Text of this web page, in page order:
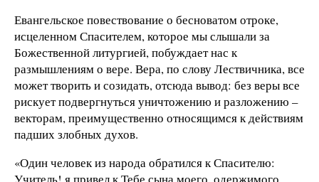
Евангельское повествование о бесноватом отроке,
исцеленном Спасителем, которое мы слышали за
Божественной литургией, побуждает нас к
размышлениям о вере. Вера, по слову Лествичника, все
может творить и созидать, отсюда вывод: без веры все
рискует подвергнуться уничтожению и разложению –
векторам, преимущественно относящимся к действиям
падших злобных духов.
«Один человек из народа обратился к Спасителю:
Учитель! я привел к Тебе сына моего, одержимого